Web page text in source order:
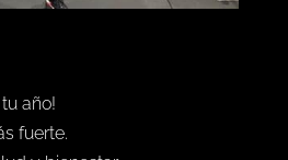
año!
fuerte.